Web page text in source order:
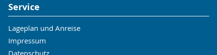
Service
Lageplan und Anreise
Impressum